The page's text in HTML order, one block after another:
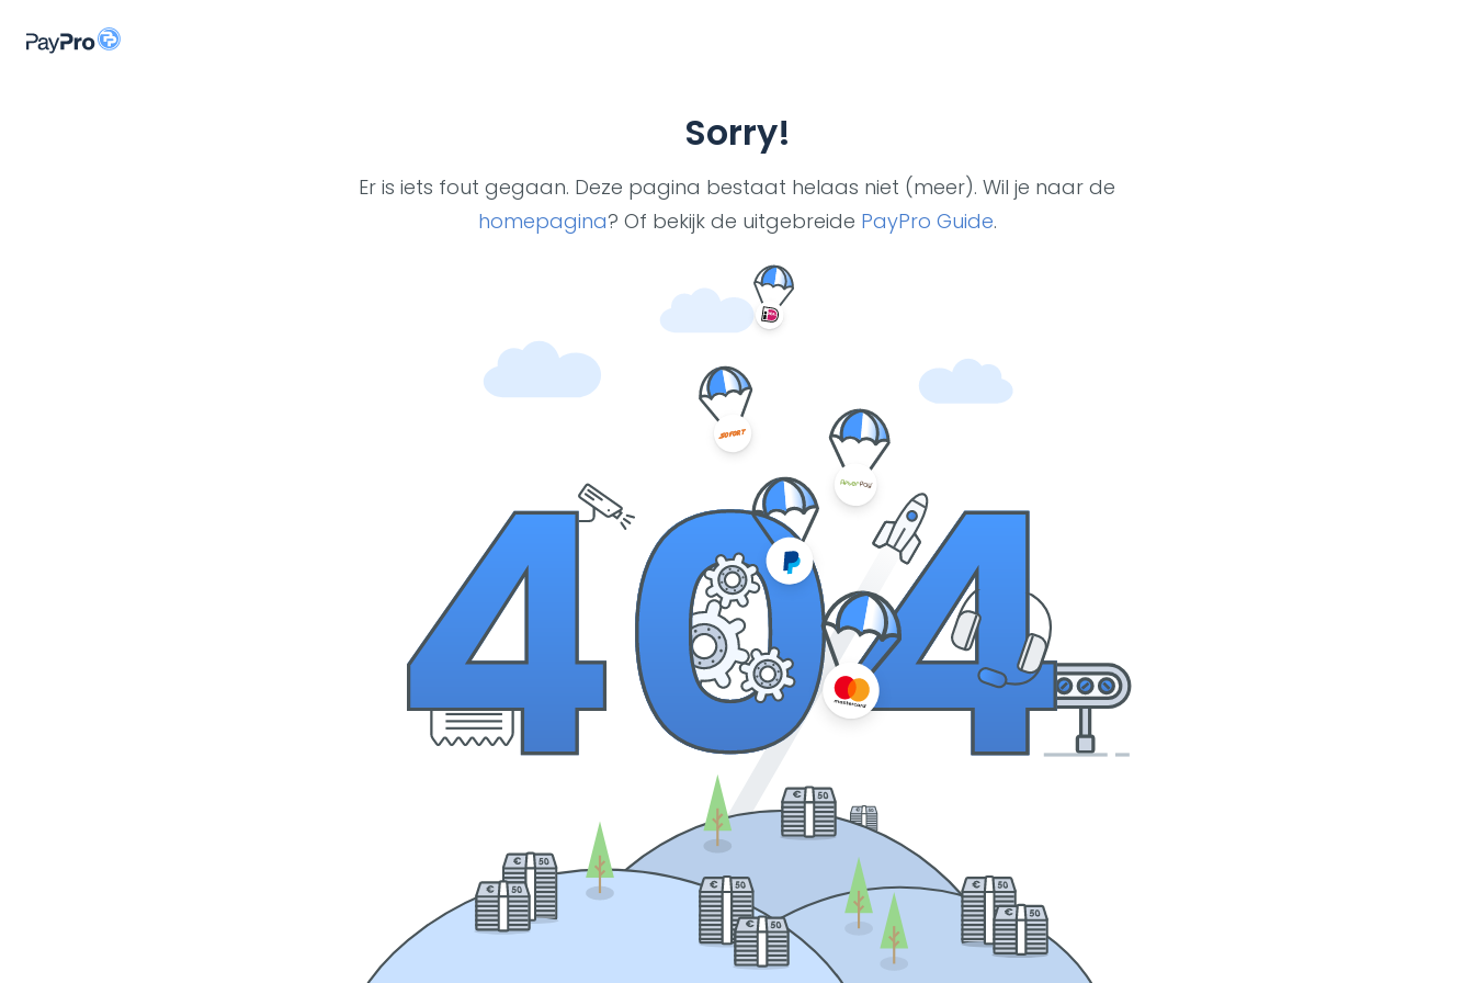
Sorry!
Er is iets fout gegaan. Deze pagina bestaat helaas niet (meer). Wil je naar de
homepagina? Of bekijk de uitgebreide PayPro Guide.